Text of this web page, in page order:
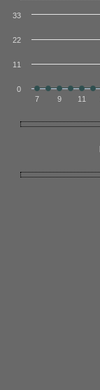
7 9 11
0
11
22
33